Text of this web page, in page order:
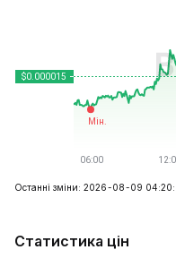
Останні зміни: 2026-08-09
Статистика цін